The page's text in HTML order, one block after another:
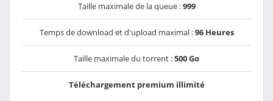
Taille maximale de la queue :999
Temps de download et d'upload maximal :96 Heures
Taille maximale du torrent :500 Go
Téléchargement premium illimité